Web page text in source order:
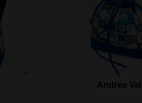
Andrea